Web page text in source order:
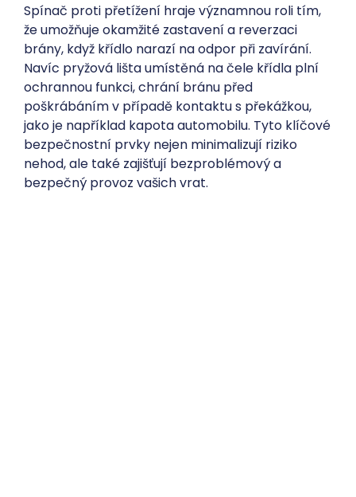
Spínač proti přetížení hraje významnou roli tím,
že umožňuje okamžité zastavení a reverzaci
brány, když křídlo narazí na odpor při zavírání.
Navíc pryžová lišta umístěná na čele křídla plní
ochrannou funkci, chrání bránu před
poškrábáním v případě kontaktu s překážkou,
jako je například kapota automobilu. Tyto klíčové
bezpečnostní prvky nejen minimalizují riziko
nehod, ale také zajišťují bezproblémový a
bezpečný provoz vašich vrat.